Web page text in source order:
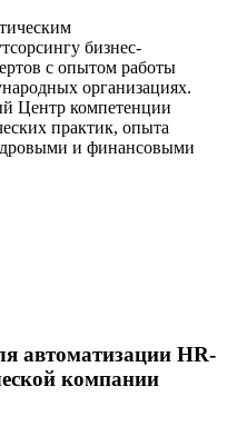
бизнес-
с опытом работы
организациях.
Центр компетенции
практик, опыта
и финансовыми
автоматизации HR-
компании